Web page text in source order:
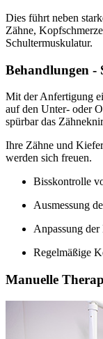
Dies führt neben
Zähne,
Schultermuskulatur.
Behandlungen -
Mit der Anfertigung
auf den Unter- oder
spürbar das
Ihre Zähne und
werden sich freuen.
Bisskontrolle
Ausmessung
Anpassung der
Regelmäßige
Manuelle